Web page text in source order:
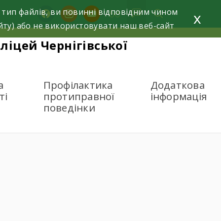
facebookinstagramyoutube
Чернігівської
Профілактика
протиправної
поведінки
Додаткова
інформація
файлів, ви повинні відповідним чином
або не використовувати наш веб-сайт
x